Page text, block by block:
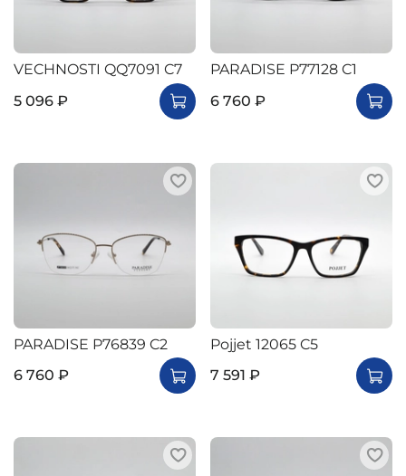
VECHNOSTI QQ7091 C7
5 096 ₽
PARADISE P77128 C1
6 760 ₽
PARADISE P76839 C2
6 760 ₽
Pojjet 12065 C5
7 591 ₽